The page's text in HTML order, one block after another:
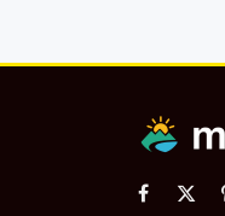
Facebook
X